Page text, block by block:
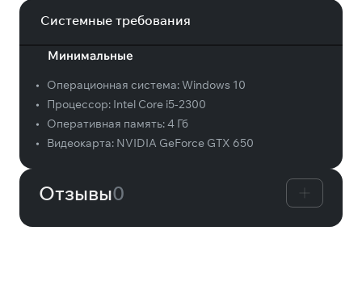
Системные требования
Минимальные
• Операционная система:Windows 10
•
Процессор: Intel Core i5-2300
•
Оперативная память:4 Гб
•
Видеокарта: NVIDIA GeForce GTX 650
Отзывы0